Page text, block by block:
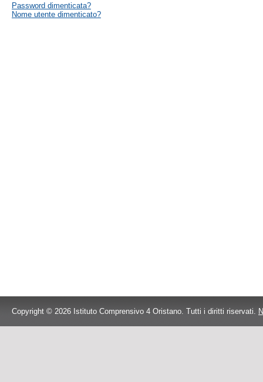
Password dimenticata?
Nome utente dimenticato?
Copyright © 2026 Istituto Comprensivo 4 Oristano. Tutti i diritti riservati.